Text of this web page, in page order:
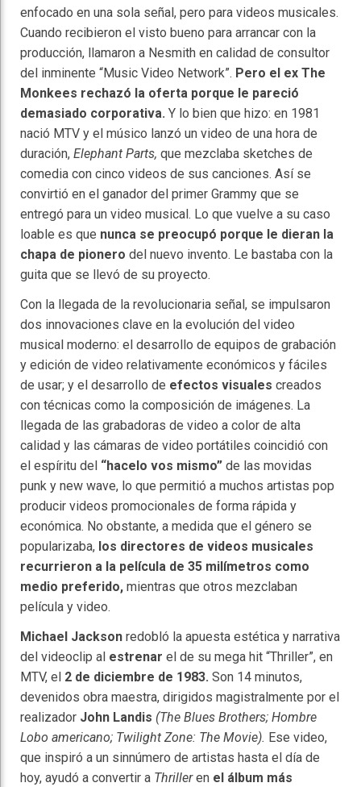
enfocado en una sola señal, pero para videos musicales.
Cuando recibieron el visto bueno para arrancar con la
producción, llamaron a Nesmith en calidad de consultor
del inminente “Music Video Network”. Pero el ex The
Monkees rechazó la oferta porque le pareció
demasiado corporativa. Y lo bien que hizo: en 1981
nació MTV y el músico lanzó un video de una hora de
duración, Elephant Parts, que mezclaba sketches de
comedia con cinco videos de sus canciones. Así se
convirtió en el ganador del primer Grammy que se
entregó para un video musical. Lo que vuelve a su caso
loable es que nunca se preocupó porque le dieran la
chapa de pionero del nuevo invento. Le bastaba con la
guita que se llevó de su proyecto.
Con la llegada de la revolucionaria señal, se impulsaron
dos innovaciones clave en la evolución del video
musical moderno: el desarrollo de equipos de grabación
y edición de video relativamente económicos y fáciles
de usar; y el desarrollo de efectos visuales creados
con técnicas como la composición de imágenes. La
llegada de las grabadoras de video a color de alta
calidad y las cámaras de video portátiles coincidió con
el espíritu del “hacelo vos mismo” de las movidas
punk y new wave, lo que permitió a muchos artistas pop
producir videos promocionales de forma rápida y
económica. No obstante, a medida que el género se
popularizaba, los directores de videos musicales
recurrieron a la película de 35 milímetros como
medio preferido, mientras que otros mezclaban
película y video.
Michael Jackson redobló la apuesta estética y narrativa
del videoclip al estrenar el de su mega hit “Thriller”, en
MTV, el 2 de diciembre de 1983. Son 14 minutos,
devenidos obra maestra, dirigidos magistralmente por el
realizador John Landis (The Blues Brothers; Hombre
Lobo americano; Twilight Zone: The Movie). Ese video,
que inspiró a un sinnúmero de artistas hasta el día de
hoy, ayudó a convertir a Thrilleren el álbum más